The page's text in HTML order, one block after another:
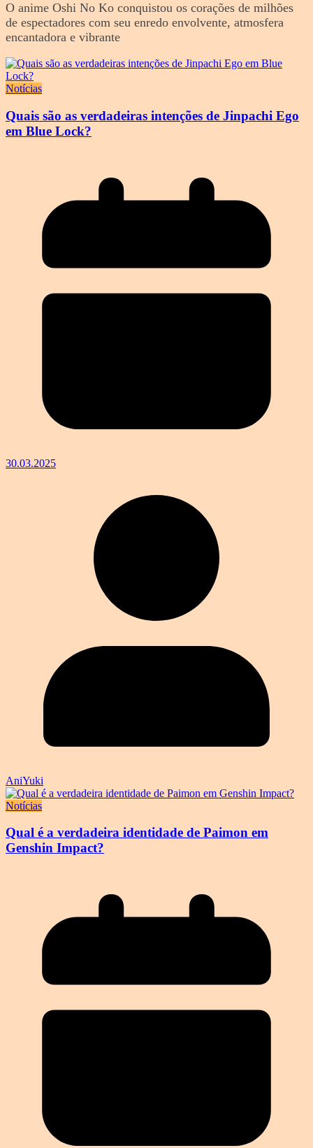
O anime Oshi No Ko conquistou os corações de milhões
de espectadores com seu enredo envolvente, atmosfera
encantadora e vibrante
Notícias
Quais são as verdadeiras intenções de Jinpachi Ego
em Blue Lock?
30.03.2025
AniYuki
Notícias
Qual é a verdadeira identidade de Paimon em
Genshin Impact?